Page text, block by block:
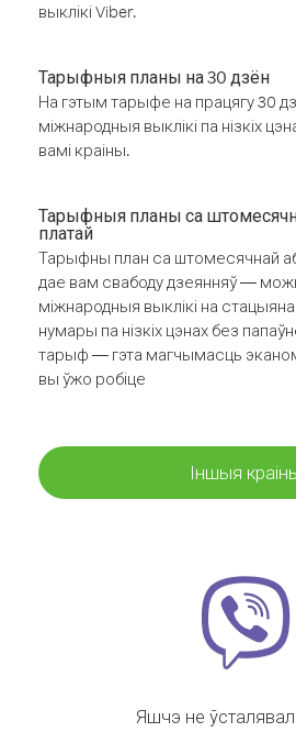
выклікі Viber.
Тарыфныя планы на 30 дзён
На гэтым тарыфе на працягу 30
міжнародныя выклікі па нізкіх
вамі краіны.
Тарыфныя планы са
платай
Тарыфны план са штомесячнай
дае вам свабоду дзеянняў —
міжнародныя выклікі на
нумары па нізкіх цэнах без
тарыф — гэта магчымасць
вы ўжо робіце
Іншыя
Яшчэ не